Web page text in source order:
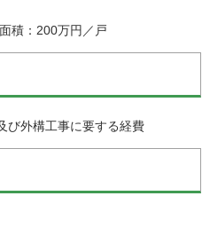
積：200万円／戸
び外構工事に要する経費